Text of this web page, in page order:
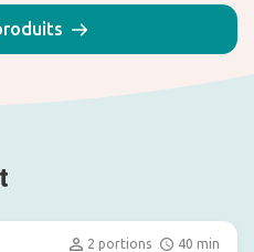
2 portions 40 min